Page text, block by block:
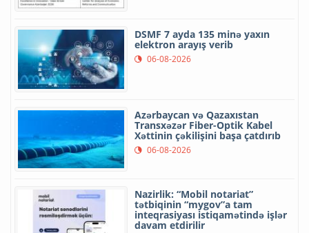
DSMF 7 ayda 135 minə yaxın
elektron arayış verib
06-08-2026
Azərbaycan və Qazaxıstan
Transxəzər Fiber-Optik Kabel
Xəttinin çəkilişini başa çatdırıb
06-08-2026
Nazirlik: “Mobil notariat”
tətbiqinin “mygov”a tam
inteqrasiyası istiqamətində işlər
davam etdirilir